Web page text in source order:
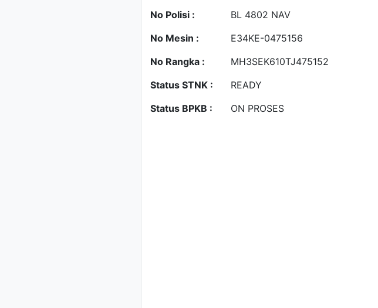
No Polisi :
BL 4802 NAV
No Mesin :
E34KE-0475156
No Rangka :
MH3SEK610TJ475152
Status STNK :
READY
Status BPKB :
ON PROSES